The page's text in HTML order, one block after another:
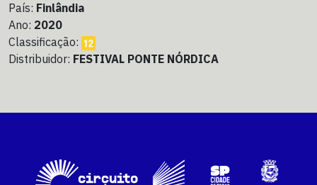
País: Finlândia
Ano: 2020
Classificação:
Distribuidor: FESTIVAL PONTE NÓRDICA